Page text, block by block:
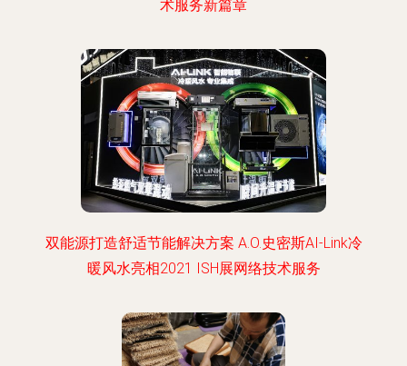
术服务新篇章
双能源打造舒适节能解决方案 A.O.史密斯AI-Link冷
暖风水亮相2021 ISH展网络技术服务